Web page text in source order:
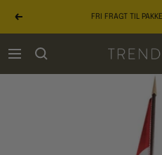
Forrige FRI FRAGT TIL
Navigation TRENDBAZAAR